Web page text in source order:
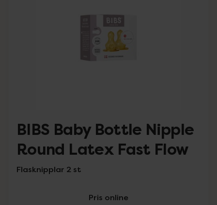
BIBS Baby Bottle Nipple
Round Latex Fast Flow
Flasknipplar 2 st
Pris online